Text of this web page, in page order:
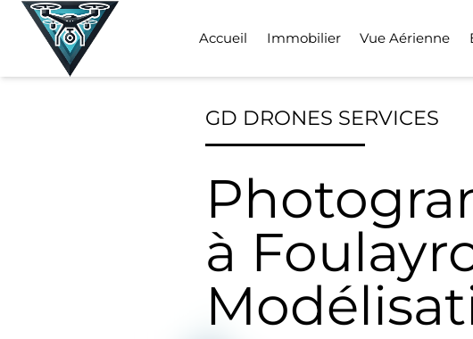
Skip
Accueil Immobilier Vue Aérienne
GD DRONES SERVICES
à